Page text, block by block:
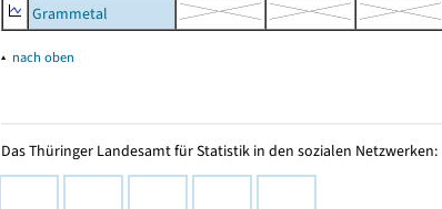
Grammetal
▴ nach oben
Das Thüringer Landesamt für Statistik in den sozialen Netzwerken: